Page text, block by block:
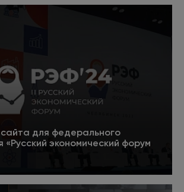
для федерального
«Русский экономический форум
5